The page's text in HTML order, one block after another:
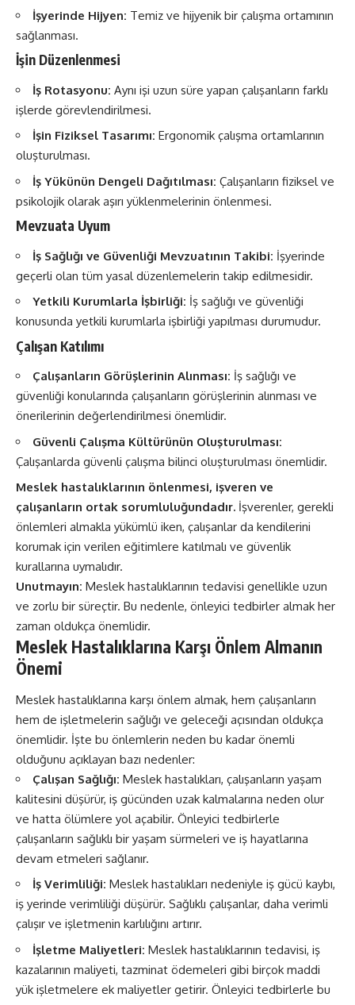
İşyerinde Hijyen: Temiz ve hijyenik bir çalışma ortamının
sağlanması.
İşin Düzenlenmesi
İş Rotasyonu: Aynı işi uzun süre yapan çalışanların farklı
işlerde görevlendirilmesi.
İşin Fiziksel Tasarımı: Ergonomik çalışma ortamlarının
oluşturulması.
İş Yükünün Dengeli Dağıtılması: Çalışanların fiziksel ve
psikolojik olarak aşırı yüklenmelerinin önlenmesi.
Mevzuata Uyum
İş Sağlığı ve Güvenliği Mevzuatının Takibi: İşyerinde
geçerli olan tüm yasal düzenlemelerin takip edilmesidir.
Yetkili Kurumlarla İşbirliği: İş sağlığı ve güvenliği
konusunda yetkili kurumlarla işbirliği yapılması durumudur.
Çalışan Katılımı
Çalışanların Görüşlerinin Alınması: İş sağlığı ve
güvenliği konularında çalışanların görüşlerinin alınması ve
önerilerinin değerlendirilmesi önemlidir.
Güvenli Çalışma Kültürünün Oluşturulması:
Çalışanlarda güvenli çalışma bilinci oluşturulması önemlidir.
Meslek hastalıklarının önlenmesi, işveren ve
çalışanların ortak sorumluluğundadır. İşverenler, gerekli
önlemleri almakla yükümlü iken, çalışanlar da kendilerini
korumak için verilen eğitimlere katılmalı ve güvenlik
kurallarına uymalıdır.
Unutmayın: Meslek hastalıklarının tedavisi genellikle uzun
ve zorlu bir süreçtir. Bu nedenle, önleyici tedbirler almak her
zaman oldukça önemlidir.
Meslek Hastalıklarına Karşı Önlem Almanın
Önemi
Meslek hastalıklarına karşı önlem almak, hem çalışanların
hem de işletmelerin sağlığı ve geleceği açısından oldukça
önemlidir. İşte bu önlemlerin neden bu kadar önemli
olduğunu açıklayan bazı nedenler:
Çalışan Sağlığı: Meslek hastalıkları, çalışanların yaşam
kalitesini düşürür, iş gücünden uzak kalmalarına neden olur
ve hatta ölümlere yol açabilir. Önleyici tedbirlerle
çalışanların sağlıklı bir yaşam sürmeleri ve iş hayatlarına
devam etmeleri sağlanır.
İş Verimliliği: Meslek hastalıkları nedeniyle iş gücü kaybı,
iş yerinde verimliliği düşürür. Sağlıklı çalışanlar, daha verimli
çalışır ve işletmenin karlılığını artırır.
İşletme Maliyetleri: Meslek hastalıklarının tedavisi, iş
kazalarının maliyeti, tazminat ödemeleri gibi birçok maddi
yük işletmelere ek maliyetler getirir. Önleyici tedbirlerle bu